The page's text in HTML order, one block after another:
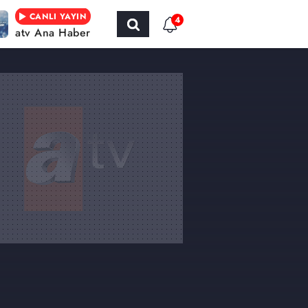
CANLI YAYIN
atv Ana Haber
4